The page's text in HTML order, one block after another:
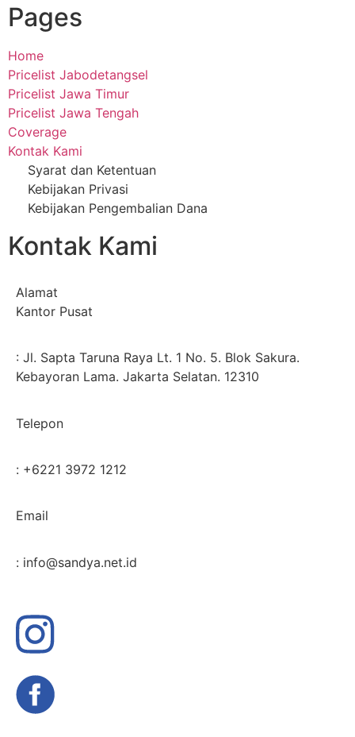
Pages
Home
Pricelist Jabodetangsel
Pricelist Jawa Timur
Pricelist Jawa Tengah
Coverage
Kontak Kami
Syarat dan Ketentuan
Kebijakan Privasi
Kebijakan Pengembalian Dana
Kontak Kami
Alamat
Kantor Pusat
: Jl. Sapta Taruna Raya Lt. 1 No. 5. Blok Sakura.
Kebayoran Lama. Jakarta Selatan. 12310
Telepon
: +6221 3972 1212
Email
: info@sandya.net.id